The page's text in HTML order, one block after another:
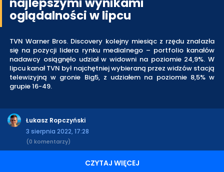
najlepszymi wynikami
oglądalności w lipcu
TVN Warner Bros. Discovery kolejny miesiąc z rzędu znalazła
się na pozycji lidera rynku medialnego – portfolio kanałów
nadawcy osiągnęło udział w widowni na poziomie 24,9%. W
lipcu kanał TVN był najchętniej wybieraną przez widzów stacją
telewizyjną w gronie Big5, z udziałem na poziomie 8,5% w
grupie 16-49.
Łukasz Ropczyński
3 sierpnia 2022, 17:28
(0 komentarzy)
CZYTAJ WIĘCEJ